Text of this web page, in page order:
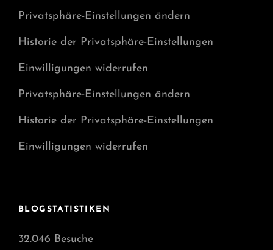
Privatsphäre-Einstellungen ändern
Historie der Privatsphäre-Einstellungen
Einwilligungen widerrufen
Privatsphäre-Einstellungen ändern
Historie der Privatsphäre-Einstellungen
Einwilligungen widerrufen
BLOGSTATISTIKEN
32.046 Besuche